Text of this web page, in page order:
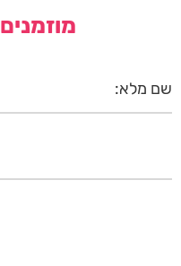
מוזמנים